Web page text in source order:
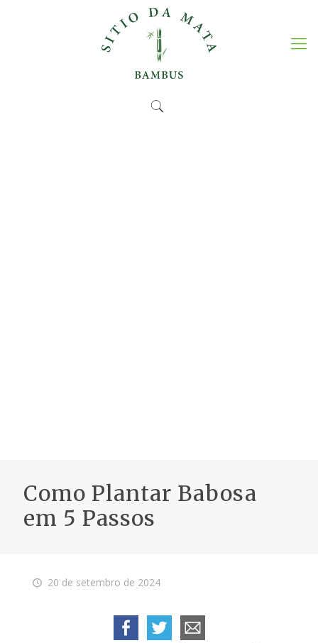
Como Plantar Babosa
em 5 Passos
20 de setembro de 2024